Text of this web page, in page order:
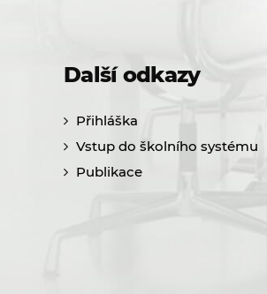
Další odkazy
Přihláška
Vstup do školního systému
Publikace